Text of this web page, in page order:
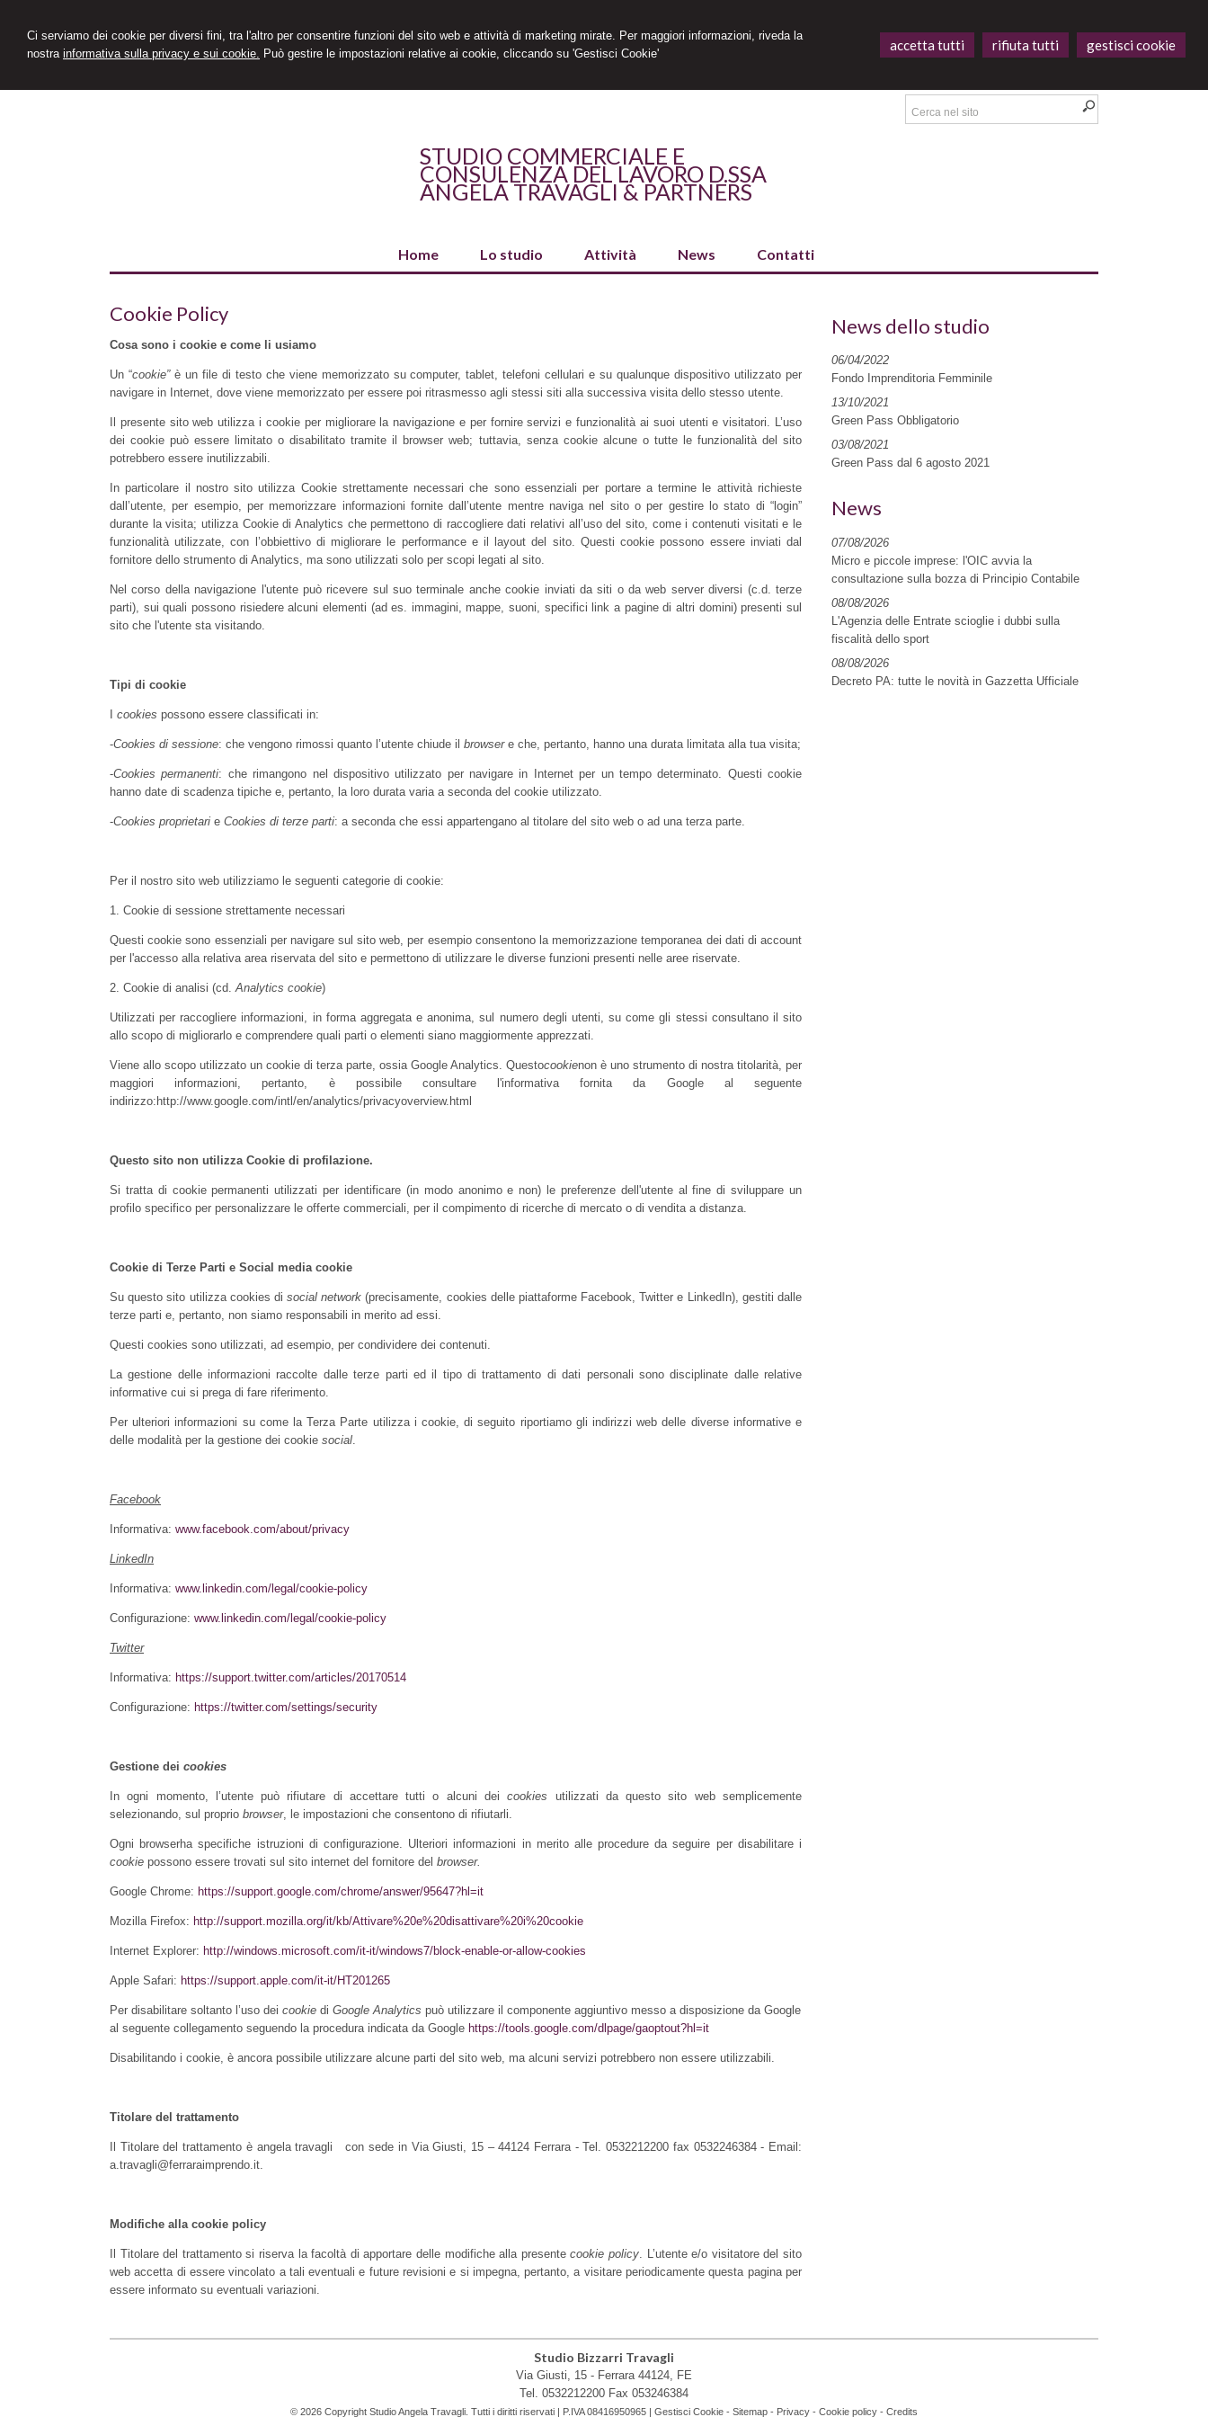
Ci serviamo dei cookie per diversi fini, tra l'altro per consentire funzioni del sito web e attività di marketing mirate. Per maggiori informazioni, riveda la
nostra informativa sulla privacy e sui cookie. Può gestire le impostazioni relative ai cookie, cliccando su 'Gestisci Cookie'
accetta tutti rifiuta tutti gestisci cookie
STUDIO COMMERCIALE E
CONSULENZA DEL LAVORO D.SSA
ANGELA TRAVAGLI & PARTNERS
Home Lo studio Attività News Contatti
Cookie Policy
Cosa sono i cookie e come li usiamo
Un “cookie” è un file di testo che viene memorizzato su computer, tablet, telefoni cellulari e su qualunque dispositivo utilizzato per
navigare in Internet, dove viene memorizzato per essere poi ritrasmesso agli stessi siti alla successiva visita dello stesso utente.
Il presente sito web utilizza i cookie per migliorare la navigazione e per fornire servizi e funzionalità ai suoi utenti e visitatori. L’uso
dei cookie può essere limitato o disabilitato tramite il browser web; tuttavia, senza cookie alcune o tutte le funzionalità del sito
potrebbero essere inutilizzabili.
In particolare il nostro sito utilizza Cookie strettamente necessari che sono essenziali per portare a termine le attività richieste
dall’utente, per esempio, per memorizzare informazioni fornite dall’utente mentre naviga nel sito o per gestire lo stato di “login”
durante la visita; utilizza Cookie di Analytics che permettono di raccogliere dati relativi all’uso del sito, come i contenuti visitati e le
funzionalità utilizzate, con l’obbiettivo di migliorare le performance e il layout del sito. Questi cookie possono essere inviati dal
fornitore dello strumento di Analytics, ma sono utilizzati solo per scopi legati al sito.
Nel corso della navigazione l'utente può ricevere sul suo terminale anche cookie inviati da siti o da web server diversi (c.d. terze
parti), sui quali possono risiedere alcuni elementi (ad es. immagini, mappe, suoni, specifici link a pagine di altri domini) presenti sul
sito che l'utente sta visitando.
Tipi di cookie
cookies possono essere classificati in:
-Cookies di sessione: che vengono rimossi quanto l’utente chiude il browsere che, pertanto, hanno una durata limitata alla tua visita;
-Cookies permanenti: che rimangono nel dispositivo utilizzato per navigare in Internet per un tempo determinato. Questi cookie
hanno date di scadenza tipiche e, pertanto, la loro durata varia a seconda del cookie utilizzato.
-Cookies proprietari e Cookies di terze parti: a seconda che essi appartengano al titolare del sito web o ad una terza parte.
Per il nostro sito web utilizziamo le seguenti categorie di cookie:
1. Cookie di sessione strettamente necessari
Questi cookie sono essenziali per navigare sul sito web, per esempio consentono la memorizzazione temporanea dei dati di account
per l'accesso alla relativa area riservata del sito e permettono di utilizzare le diverse funzioni presenti nelle aree riservate.
2. Cookie di analisi (cd.Analytics cookie)
Utilizzati per raccogliere informazioni, in forma aggregata e anonima, sul numero degli utenti, su come gli stessi consultano il sito
allo scopo di migliorarlo e comprendere quali parti o elementi siano maggiormente apprezzati.
Viene allo scopo utilizzato un cookie di terza parte, ossia Google Analytics. Questocookienon è uno strumento di nostra titolarità, per
maggiori informazioni, pertanto, è possibile consultare l'informativa fornita da Google al seguente
indirizzo:http://www.google.com/intl/en/analytics/privacyoverview.html
Questo sito non utilizza Cookie di profilazione.
Si tratta di cookie permanenti utilizzati per identificare (in modo anonimo e non) le preferenze dell'utente al fine di sviluppare un
profilo specifico per personalizzare le offerte commerciali, per il compimento di ricerche di mercato o di vendita a distanza.
Cookie di Terze Parti e Social media cookie
Su questo sito utilizza cookies disocial network (precisamente, cookies delle piattaforme Facebook, Twitter e LinkedIn), gestiti dalle
terze parti e, pertanto, non siamo responsabili in merito ad essi.
Questi cookies sono utilizzati, ad esempio, per condividere dei contenuti.
La gestione delle informazioni raccolte dalle terze parti ed il tipo di trattamento di dati personali sono disciplinate dalle relative
informative cui si prega di fare riferimento.
Per ulteriori informazioni su come la Terza Parte utilizza i cookie, di seguito riportiamo gli indirizzi web delle diverse informative e
delle modalità per la gestione dei cookie social.
Facebook
Informativa: www.facebook.com/about/privacy
LinkedIn
Informativa: www.linkedin.com/legal/cookie-policy
Configurazione: www.linkedin.com/legal/cookie-policy
Twitter
Informativa: https://support.twitter.com/articles/20170514
Configurazione: https://twitter.com/settings/security
Gestione dei cookies
In ogni momento, l’utente può rifiutare di accettare tutti o alcuni deicookies utilizzati da questo sito web semplicemente
selezionando, sul proprio browser, le impostazioni che consentono di rifiutarli.
Ogni browserha specifiche istruzioni di configurazione. Ulteriori informazioni in merito alle procedure da seguire per disabilitare i
cookie possono essere trovati sul sito internet del fornitore del browser.
Google Chrome: https://support.google.com/chrome/answer/95647?hl=it
Mozilla Firefox: http://support.mozilla.org/it/kb/Attivare%20e%20disattivare%20i%20cookie
Internet Explorer: http://windows.microsoft.com/it-it/windows7/block-enable-or-allow-cookies
Apple Safari: https://support.apple.com/it-it/HT201265
Per disabilitare soltanto l’uso dei cookie di Google Analytics può utilizzare il componente aggiuntivo messo a disposizione da Google
al seguente collegamento seguendo la procedura indicata da Google https://tools.google.com/dlpage/gaoptout?hl=it
Disabilitando i cookie, è ancora possibile utilizzare alcune parti del sito web, ma alcuni servizi potrebbero non essere utilizzabili.
Titolare del trattamento
Il Titolare del trattamento è angela travagli con sede in Via Giusti, 15 – 44124 Ferrara - Tel. 0532212200 fax 0532246384 - Email:
a.travagli@ferraraimprendo.it.
Modifiche alla cookie policy
Il Titolare del trattamento si riserva la facoltà di apportare delle modifiche alla presentecookie policy. L’utente e/o visitatore del sito
web accetta di essere vincolato a tali eventuali e future revisioni e si impegna, pertanto, a visitare periodicamente questa pagina per
essere informato su eventuali variazioni.
News dello studio
06/04/2022
Fondo Imprenditoria Femminile
13/10/2021
Green Pass Obbligatorio
03/08/2021
Green Pass dal 6 agosto 2021
News
07/08/2026
Micro e piccole imprese: l'OIC avvia la
consultazione sulla bozza di Principio Contabile
08/08/2026
L'Agenzia delle Entrate scioglie i dubbi sulla
fiscalità dello sport
08/08/2026
Decreto PA: tutte le novità in Gazzetta Ufficiale
Studio Bizzarri Travagli
Via Giusti, 15 - Ferrara 44124, FE
Tel. 0532212200 Fax 053246384
© 2026 Copyright Studio Angela Travagli. Tutti i diritti riservati | P.IVA 08416950965 | Gestisci Cookie - Sitemap - Privacy - Cookie policy - Credits